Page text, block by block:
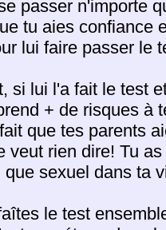
passer n'importe
tu aies confiance
lui faire passer le
si lui l'a fait le test
+ de risques à
que tes parents
veut rien dire! Tu
que sexuel dans ta
le test